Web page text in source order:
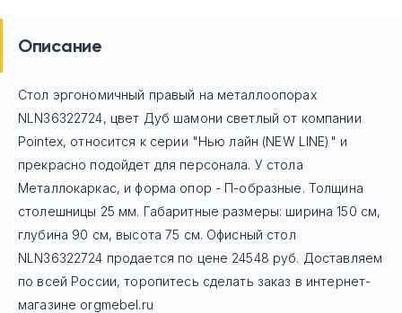
Описание
Стол эргономичный правый на металлоопорах
NLN36322724, цвет Дуб шамони светлый от компании
Pointex, относится к серии "Нью лайн (NEW LINE)" и
прекрасно подойдет для персонала. У стола
Mеталлокаркас, и форма опор - П-образные. Толщина
столешницы 25 мм. Габаритные размеры: ширина 150 см,
глубина 90 см, высота 75 см. Офисный стол
NLN36322724 продается по цене 24548 руб. Доставляем
по всей России, торопитесь сделать заказ в интернет-
магазине orgmebel.ru